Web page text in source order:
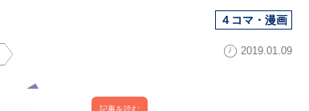
４コマ・漫画
2019.01.09
記事を読む